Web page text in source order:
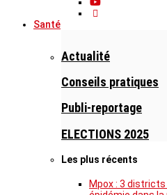
Santé
Actualité
Conseils pratiques
Publi-reportage
ELECTIONS 2025
Les plus récents
Mpox : 3 districts